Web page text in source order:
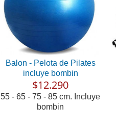
Balon - Pelota de Pilates
incluye bombin
$12.290
55 - 65 - 75 - 85 cm. Incluye
bombin